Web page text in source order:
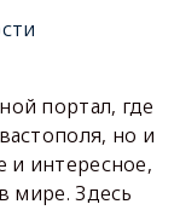
портал, где
но и
и интересное,
мире. Здесь